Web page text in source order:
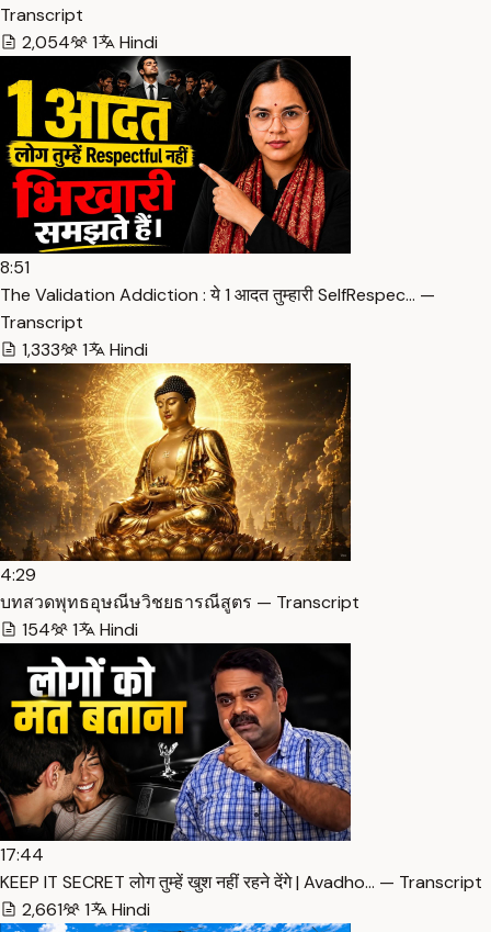
Transcript
2,054
1 Hindi
8:51
The Validation Addiction : ये 1 आदत तुम्हारी SelfRespec… —
Transcript
1,333
1 Hindi
4:29
บทสวดพุทธอุษณีษวิชยธารณีสูตร — Transcript
154
1 Hindi
17:44
KEEP IT SECRET लोग तुम्हें खुश नहीं रहने देंगे | Avadho… — Transcript
2,661
1 Hindi